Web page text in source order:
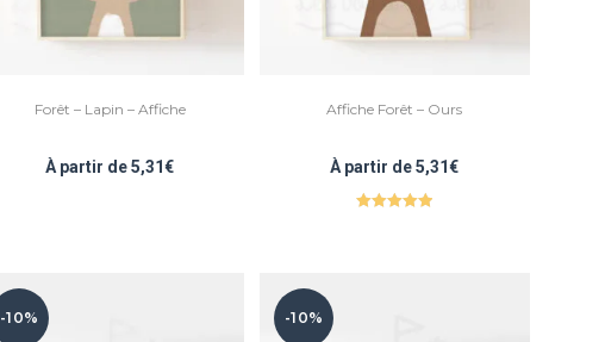
Forêt – Lapin – Affiche
À partir de5,31€
Affiche Forêt – Ours
À partir de5,31€
-10% -10%